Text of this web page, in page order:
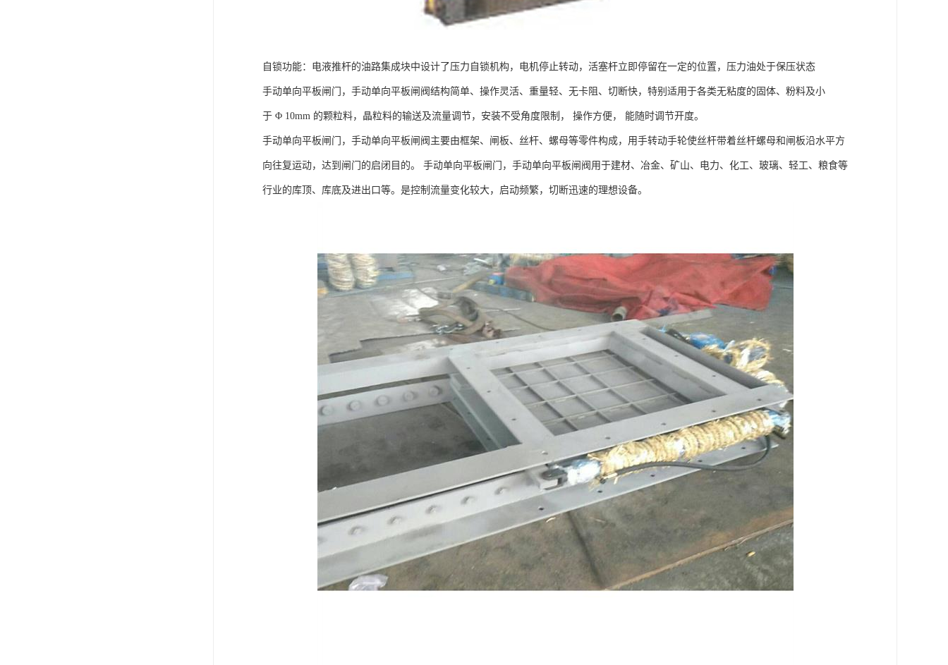
自锁功能：电液推杆的油路集成块中设计了压力自锁机构，电机停止转动，活塞杆立即停留在一定的位置，压力油处于保压状态
手动单向平板闸门，手动单向平板闸阀结构简单、操作灵活、重量轻、无卡阻、切断快，特别适用于各类无粘度的固体、粉料及小
于 Φ 10mm 的颗粒料，晶粒料的输送及流量调节，安装不受角度限制， 操作方便， 能随时调节开度。
手动单向平板闸门，手动单向平板闸阀主要由框架、闸板、丝杆、螺母等零件构成，用手转动手轮使丝杆带着丝杆螺母和闸板沿水平方
向往复运动，达到闸门的启闭目的。 手动单向平板闸门，手动单向平板闸阀用于建材、冶金、矿山、电力、化工、玻璃、轻工、粮食等
行业的库顶、库底及进出口等。是控制流量变化较大，启动频繁，切断迅速的理想设备。